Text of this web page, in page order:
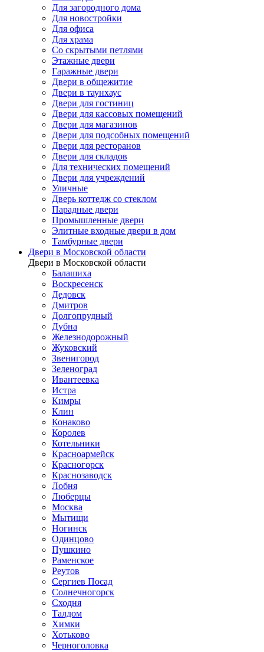
Для загородного дома
Для новостройки
Для офиса
Для храма
Со скрытыми петлями
Этажные двери
Гаражные двери
Двери в общежитие
Двери в таунхаус
Двери для гостиниц
Двери для кассовых помещений
Двери для магазинов
Двери для подсобных помещений
Двери для ресторанов
Двери для складов
Для технических помещений
Двери для учреждений
Уличные
Дверь коттедж со стеклом
Парадные двери
Промышленные двери
Элитные входные двери в дом
Тамбурные двери
Двери в Московской области
Двери в Московской области
Балашиха
Воскресенск
Дедовск
Дмитров
Долгопрудный
Дубна
Железнодорожный
Жуковский
Звенигород
Зеленоград
Ивантеевка
Истра
Кимры
Клин
Конаково
Королев
Котельники
Красноармейск
Красногорск
Краснозаводск
Лобня
Люберцы
Москва
Мытищи
Ногинск
Одинцово
Пушкино
Раменское
Реутов
Сергиев Посад
Солнечногорск
Сходня
Талдом
Химки
Хотьково
Черноголовка